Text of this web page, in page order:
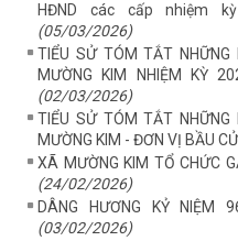
HĐND các cấp nhiệm
(05/03/2026)
TIỂU SỬ TÓM TẮT NHỮNG
MƯỜNG KIM NHIỆM KỲ
(02/03/2026)
TIỂU SỬ TÓM TẮT NHỮNG
MƯỜNG KIM - ĐƠN VỊ BẦU
XÃ MƯỜNG KIM TỔ CHỨC
(24/02/2026)
DÂNG HƯƠNG KỶ NIỆM
(03/02/2026)